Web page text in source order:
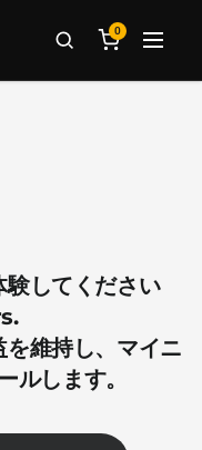
0
してください
維持し、マイニ
ルします。